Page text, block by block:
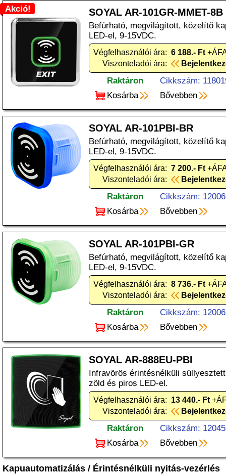
Akció! SOYAL AR-101GR-MMET-8B
Befúrható, megvilágított, közelítő
LED-el, 9-15VDC.
Végfelhasználói ára: 6 188.- Ft
Viszonteladói ára:
Raktáron
Cikkszám:
Kosárba
Bővebben
SOYAL AR-101PBI-BR
Befúrható, megvilágított, közelítő
LED-el, 9-15VDC.
Végfelhasználói ára: 7 200.- Ft
Viszonteladói ára:
Raktáron
Cikkszám:
Kosárba
Bővebben
SOYAL AR-101PBI-GR
Befúrható, megvilágított, közelítő
LED-el, 9-15VDC.
Végfelhasználói ára: 8 736.- Ft
Viszonteladói ára:
Raktáron
Cikkszám:
Kosárba
Bővebben
SOYAL AR-888EU-PBI
Infravörös érintésnélküli
zöld és piros LED-el.
Végfelhasználói ára: 13 440.- Ft
Viszonteladói ára:
Raktáron
Cikkszám:
Kosárba
Bővebben
Kapuautomatizálás / Érintésnélküli nyitás-vezérlés